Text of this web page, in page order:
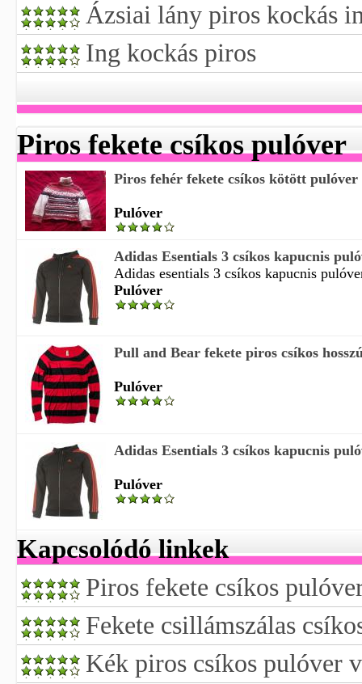
Ázsiai lány piros kockás
Ing kockás piros
Piros fekete csíkos pulóver
Piros fehér fekete csíkos kötött pulóver
Pulóver
Adidas Esentials 3 csíkos kapucnis
Adidas esentials 3 csíkos kapucnis
Pulóver
Pull and Bear fekete piros csíkos
Pulóver
Adidas Esentials 3 csíkos kapucnis
Pulóver
Kapcsolódó linkek
Piros fekete csíkos
Fekete csillámszálas
Kék piros csíkos pulóver